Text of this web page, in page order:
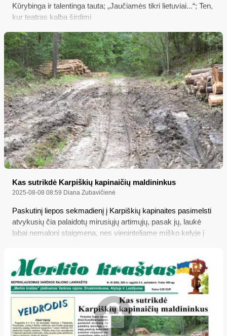
Kūrybinga ir talentinga tauta; „Jaučiamės tikri lietuviai...“; Ten,
kur teatras kalba širdimi
Kas sutrikdė Karpiškių kapinaičių maldininkus
2025-08-08 08:59 Diana Zubavičienė
Paskutinį liepos sekmadienį į Karpiškių kapinaites pasimelsti
atvykusių čia palaidotų mirusiųjų artimųjų, pasak jų, laukė
labai nemaloni staigmena, nes vieninteliame miško kelyje į
sunkiasvoriu transportu, o pakelėje, kur kapinių lankytojai
stato savo automobilius, - prikrovę ir tebekraunantys rietuves
jau nukirstų medžių rastų; o kaip tą situaciją „Merkio kraštui“
pakomentavo Jakėnų seniūnija ir pats miškakirčių įmonės
savininkas?..